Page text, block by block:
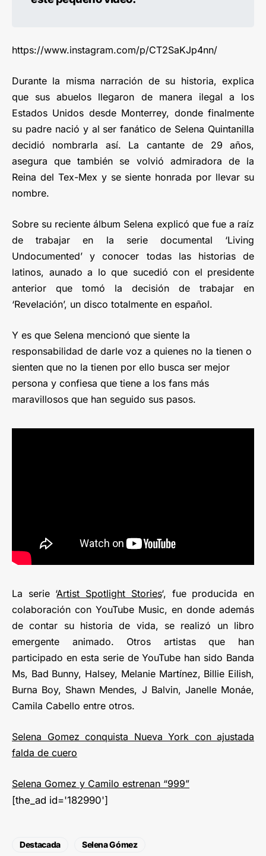
https://www.instagram.com/p/CT2SaKJp4nn/
Durante la misma narración de su historia, explica
que sus abuelos llegaron de manera ilegal a los
Estados Unidos desde Monterrey, donde finalmente
su padre nació y al ser fanático de Selena Quintanilla
decidió nombrarla así. La cantante de 29 años,
asegura que también se volvió admiradora de la
Reina del Tex-Mex y se siente honrada por llevar su
nombre.
Sobre su reciente álbum Selena explicó que fue a raíz
de trabajar en la serie documental ‘Living
Undocumented’ y conocer todas las historias de
latinos, aunado a lo que sucedió con el presidente
anterior que tomó la decisión de trabajar en
‘Revelación’, un disco totalmente en español.
Y es que Selena mencionó que siente la
responsabilidad de darle voz a quienes no la tienen o
sienten que no la tienen por ello busca ser mejor
persona y confiesa que tiene a los fans más
maravillosos que han seguido sus pasos.
La serie ‘Artist Spotlight Stories‘, fue producida en
colaboración con YouTube Music, en donde además
de contar su historia de vida, se realizó un libro
emergente animado. Otros artistas que han
participado en esta serie de YouTube han sido Banda
Ms, Bad Bunny, Halsey, Melanie Martínez, Billie Eilish,
Burna Boy, Shawn Mendes, J Balvin, Janelle Monáe,
Camila Cabello entre otros.
Selena Gomez conquista Nueva York con ajustada
falda de cuero
Selena Gomez y Camilo estrenan “999”
[the_ad id='182990']
Destacada Selena Gómez